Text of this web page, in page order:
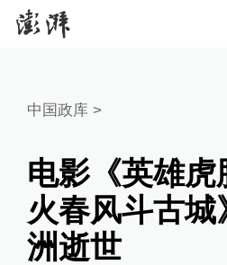
中国政库 >
电影《英雄虎
火春风斗古
洲逝世